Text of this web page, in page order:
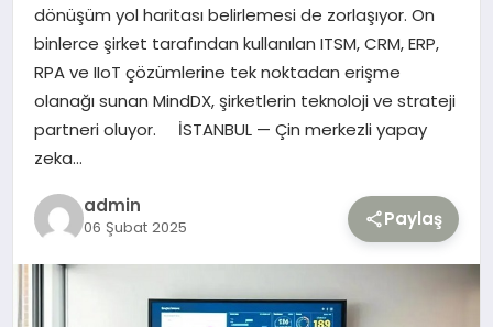
TEKNOLOJI
YAŞAM
dönüşüm yol haritası belirlemesi de zorlaşıyor. On
binlerce şirket tarafından kullanılan ITSM, CRM, ERP,
RPA ve IIoT çözümlerine tek noktadan erişme
olanağı sunan MindDX, şirketlerin teknoloji ve strateji
partneri oluyor. İSTANBUL — Çin merkezli yapay
zeka…
admin
06 Şubat 2025 Paylaş